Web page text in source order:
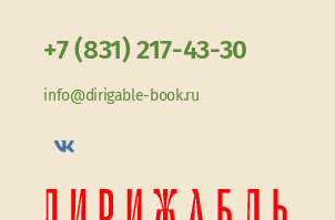
+7 (831) 217-43-30
info@dirigable-book.ru